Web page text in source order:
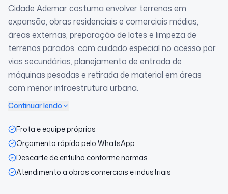
Cidade Ademar costuma envolver terrenos em
expansão, obras residenciais e comerciais médias,
áreas externas, preparação de lotes e limpeza de
terrenos parados, com cuidado especial no acesso por
vias secundárias, planejamento de entrada de
máquinas pesadas e retirada de material em áreas
com menor infraestrutura urbana.
Continuar lendo
Frota e equipe próprias
Orçamento rápido pelo WhatsApp
Descarte de entulho conforme normas
Atendimento a obras comerciais e industriais